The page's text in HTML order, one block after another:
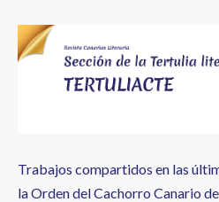
de
ayuda
Trabajos compartidos en las
la Orden del Cachorro Canario